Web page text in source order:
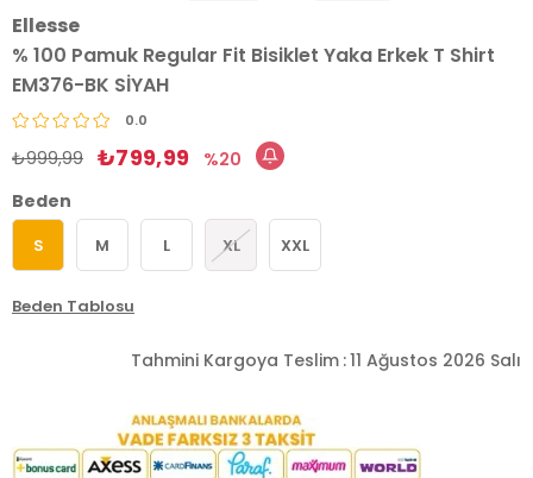
Ellesse
% 100 Pamuk Regular Fit Bisiklet Yaka Erkek T Shirt
EM376-BK SİYAH
0.0
₺999,99 ₺799,99
20
Beden
S M L XL XXL
Beden Tablosu
Tahmini Kargoya Teslim :11 Ağustos 2026 Salı